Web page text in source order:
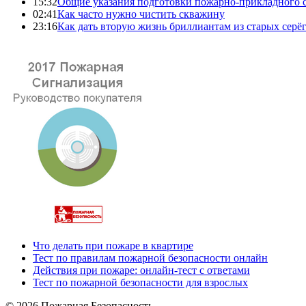
02:41Как часто нужно чистить скважину
23:16Как дать вторую жизнь бриллиантам из старых серёг
Что делать при пожаре в квартире
Тест по правилам пожарной безопасности онлайн
Действия при пожаре: онлайн-тест с ответами
Тест по пожарной безопасности для взрослых